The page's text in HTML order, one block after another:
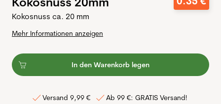
Kokosnuss ca. 20 mm
Mehr Informationen anzeigen
In den Warenkorb legen
Versand 9,99 €
Ab 99 €: GRATIS Versand!